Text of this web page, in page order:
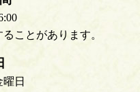
ことがあります。
日